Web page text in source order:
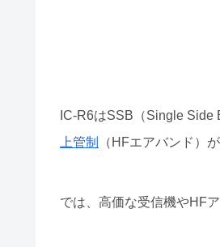
IC-R6はSSB（Single
上管制
（HFエアバンド）
では、高価な受信機やHF